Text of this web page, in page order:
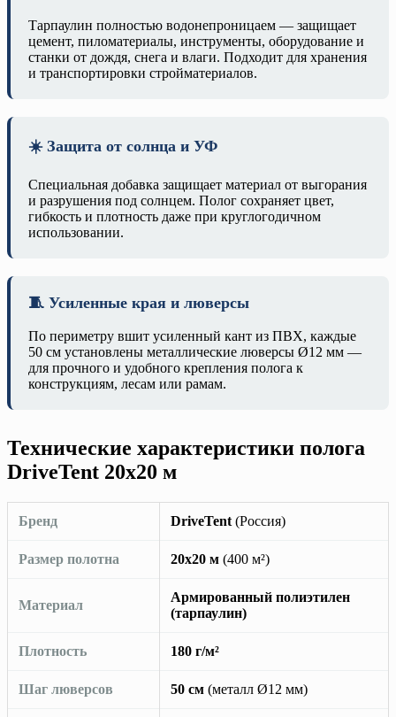
Тарпаулин полностью водонепроницаем — защищает
цемент, пиломатериалы, инструменты, оборудование и
станки от дождя, снега и влаги. Подходит для хранения
и транспортировки стройматериалов.
☀️ Защита от солнца и УФ
Специальная добавка защищает материал от выгорания
и разрушения под солнцем. Полог сохраняет цвет,
гибкость и плотность даже при круглогодичном
использовании.
🧵 Усиленные края и люверсы
По периметру вшит усиленный кант из ПВХ, каждые
50 см установлены металлические люверсы Ø12 мм —
для прочного и удобного крепления полога к
конструкциям, лесам или рамам.
Технические характеристики полога
DriveTent 20х20 м
Бренд DriveTent (Россия)
Размер полотна 20х20 м (400 м²)
Материал
Армированный полиэтилен
(тарпаулин)
Плотность 180 г/м²
Шаг люверсов 50 см (металл Ø12 мм)